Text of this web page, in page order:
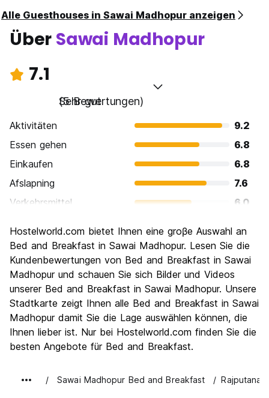
Alle Guesthouses in Sawai Madhopur anzeigen
Über Sawai Madhopur
7.1
Sehr gut
(5 Bewertungen)
Aktivitäten
9.2
Essen gehen
6.8
Einkaufen
6.8
Afslapning
7.6
Verkehrsmittel
6.0
Kultur
7.6
Nachtleben / Party
4.0
Preis-Leistungsverhältnis
Hostelworld.com bietet Ihnen eine groβe Auswahl an
Bed and Breakfast in Sawai Madhopur. Lesen Sie die
Kundenbewertungen von Bed and Breakfast in Sawai
Madhopur und schauen Sie sich Bilder und Videos
unserer Bed and Breakfast in Sawai Madhopur. Unsere
Stadtkarte zeigt Ihnen alle Bed and Breakfast in Sawai
Madhopur damit Sie die Lage auswählen können, die
Ihnen lieber ist. Nur bei Hostelworld.com finden Sie die
besten Angebote für Bed and Breakfast.
Sawai Madhopur Bed and Breakfast Rajputana